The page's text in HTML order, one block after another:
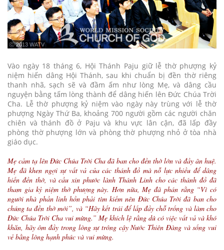
ⓒ 2013 WATV
Vào ngày 18 tháng 6, Hội Thánh Paju giữ lễ thờ phượng kỷ
niệm hiến dâng Hội Thánh, sau khi chuẩn bị đền thờ riêng
thanh nhã, sạch sẽ và đầm ấm như lòng Mẹ, và dâng cầu
nguyện bằng tấm lòng thành để dâng hiến lên Đức Chúa Trời
Cha. Lễ thờ phượng kỷ niệm vào ngày này trùng với lễ thờ
phượng Ngày Thứ Ba, khoảng 700 người gồm các người chăn
chiên và thánh đồ ở Paju và khu vực lân cận, đã lấp đầy
phòng thờ phượng lớn và phòng thờ phượng nhỏ ở tòa nhà
giáo dục.
Mẹ cảm tạ lên Đức Chúa Trời Cha đã ban cho đền thờ lớn và đầy ân huệ.
Mẹ đã khen ngợi sự vất vả của các thánh đồ mà nỗ lực nhiều để dâng
hiến đền thờ, và cầu xin phước lành Thánh Linh cho các thánh đồ đã
tham gia kỷ niệm thờ phượng này. Hơn nữa, Mẹ đã phán rằng “Vì có
người nhà phần linh hồn phải tìm kiếm nên Đức Chúa Trời đã ban cho
chúng ta đền thờ mới”, và “Hãy kết trái để lấp đầy chỗ trống và làm cho
Đức Chúa Trời Cha vui mừng.” Mẹ khích lệ rằng dù có việc vất vả và khó
khăn, hãy ôm đầy trong lòng sự trông cậy Nước Thiên Đàng và sống vui
vẻ bằng lòng hạnh phúc và vui mừng.